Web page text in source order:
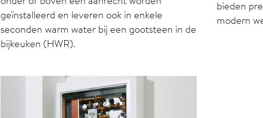
geïnstalleerd en leveren ook in enkele
seconden warm water bij een gootsteen in de
bijkeuken (HWR).
bieden
modern